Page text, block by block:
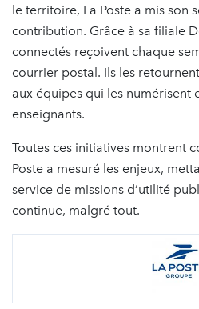
le territoire, La Poste a mis son
contribution. Grâce à sa filiale
connectés reçoivent chaque
courrier postal. Ils les
aux équipes qui les numérisent
enseignants.
Toutes ces initiatives montrent
Poste a mesuré les enjeux,
service de missions d’utilité
continue, malgré tout.